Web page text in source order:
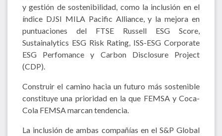
y gestión de sostenibilidad, como la inclusión en el
índice DJSI MILA Pacific Alliance, y la mejora en
puntuaciones del FTSE Russell ESG Score,
Sustainalytics ESG Risk Rating, ISS-ESG Corporate
ESG Perfomance y Carbon Disclosure Project
(CDP).
Construir el camino hacia un futuro más sostenible
constituye una prioridad en la que FEMSA y Coca-
Cola FEMSA marcan tendencia.
La inclusión de ambas compañías en el S&P Global